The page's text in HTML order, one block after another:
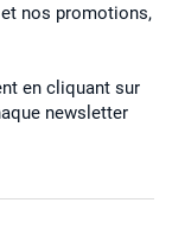
nos promotions,
en cliquant sur
newsletter